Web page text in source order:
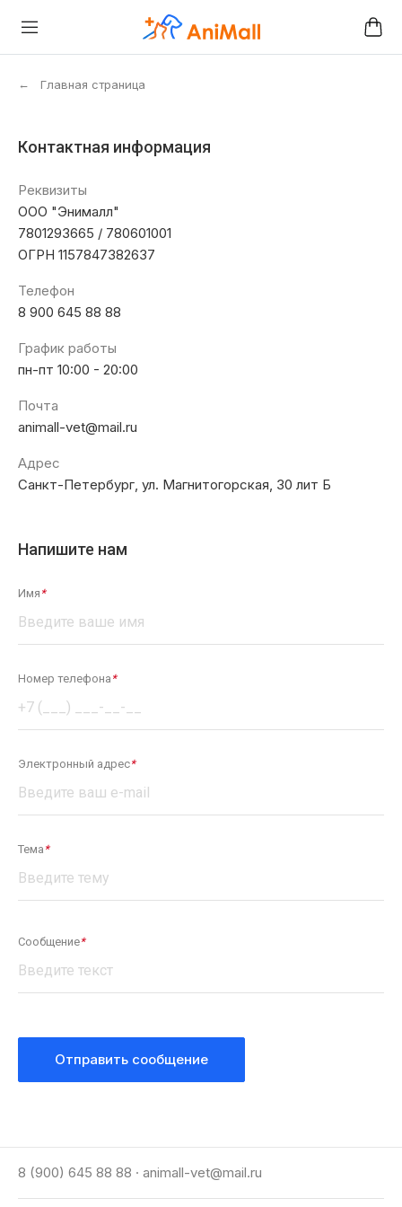
← Главная страница
Контактная информация
Реквизиты
OOO "Энималл"
7801293665 / 780601001
ОГРН 1157847382637
Телефон
8 900 645 88 88
График работы
пн-пт 10:00 - 20:00
Почта
animall-vet@mail.ru
Адрес
Санкт-Петербург, ул. Магнитогорская, 30 лит Б
Напишите нам
Имя *
Номер телефона *
Электронный адрес*
Тема *
Сообщение*
Отправить сообщение
8 (900) 645 88 88 · animall-vet@mail.ru